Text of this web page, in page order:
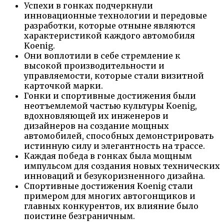
Успехи в гонках подчеркнули
инновационные технологии и передовые
разработки, которые отныне являются
характеристикой каждого автомобиля
Koenig.
Они воплотили в себе стремление к
высокой производительности и
управляемости, которые стали визитной
карточкой марки.
Гонки и спортивные достижения были
неотъемлемой частью культуры Koenig,
вдохновляющей их инженеров и
дизайнеров на создание мощных
автомобилей, способных демонстрировать
истинную силу и элегантность на трассе.
Каждая победа в гонках была мощным
импульсом для создания новых технических
инноваций и безукоризненного дизайна.
Спортивные достижения Koenig стали
примером для многих автогонщиков и
главных конкурентов, их влияние было
поистине безграничным.